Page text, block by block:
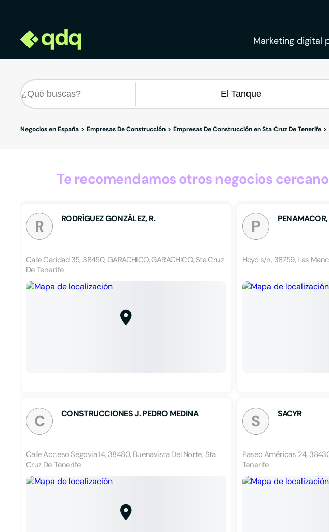
Marketing digital
Negocios en España Empresas De Construcción Empresas De Construcción en Sta Cruz De Tenerife
Te recomendamos otros negocios
R RODRÍGUEZ GONZÁLEZ, R.
Calle Caridad 35, 38450, GARACHICO, GARACHICO, Sta Cruz
De Tenerife
P PENAMACOR,
Hoyo s/n, 38759, Las
C CONSTRUCCIONES J. PEDRO MEDINA
Calle Acceso Segovia 14, 38480, Buenavista Del Norte, Sta
Cruz De Tenerife
S SACYR
Paseo Américas 24,
Tenerife